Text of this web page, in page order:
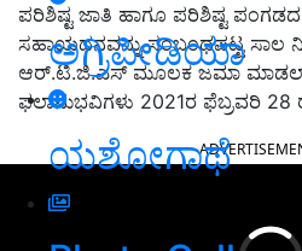
ಅಗ್ರಿಪೀಡಿಯಾ
ಯಶೋಗಾಥೆ
ಪರಿಶಿಷ್ಟ ಜಾತಿ ಹಾಗೂ ಪರಿಶಿಷ್ಟ
ಸಹಾಯಧನವನ್ನು ಸಂಬಂಧಪಟ್ಟ ಸಾಲ
ಆರ್.ಟಿ.ಜಿ.ಎಸ್ ಮೂಲಕ ಜಮಾ
ಫಲಾನುಭವಿಗಳು 2021ರ ಫೆಬ್ರವರಿ 28